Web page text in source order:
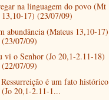
na linguagem do povo (Mt
13,10-17) (23/07/09)
abundância (Mateus 13,10-17)
(23/07/09)
vi o Senhor (Jo 20,1-2.11-18)
(22/07/09)
é um fato histórico
(Jo 20,1-2.11-1...